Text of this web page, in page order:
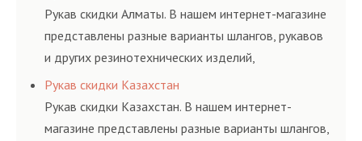
Рукав скидки Алматы. В нашем интернет-магазине
представлены разные варианты шлангов, рукавов
и других резинотехнических изделий,
соответствующих ГОСТам, техническим условиям
и нормативам.
Рукав скидки Казахстан
Рукав скидки Казахстан. В нашем интернет-
магазине представлены разные варианты шлангов,